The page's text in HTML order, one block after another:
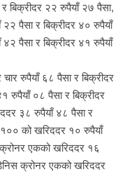
बिक्रीदर २२ रुपैयाँ २७ पैसा,
पैसा र बिक्रीदर ४० रुपैयाँ
पैसा र बिक्रीदर ४१ रुपैयाँ
रुपैयाँ ६८ पैसा र बिक्रीदर
रुपैयाँ ०८ पैसा र बिक्रीदर
३८ रुपैयाँ ४८ पैसा र
को खरिददर १० रुपैयाँ
एकको खरिददर १६
क्रोनर एकको खरिददर